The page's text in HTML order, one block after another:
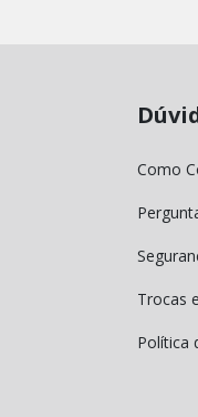
Como
Trocas
Política